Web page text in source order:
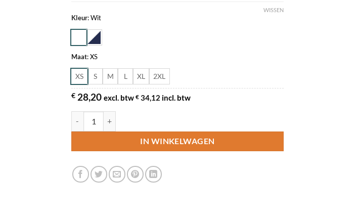
Kleur:Wit
Maat:XS
XS S M L XL 2XL
WISSEN
€ 28,20 excl. btw € 34,12 incl. btw
IN WINKELWAGEN